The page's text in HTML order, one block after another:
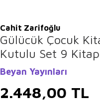
Cahit Zarifoğlu
Gülücük Çocuk
Kutulu Set 9 Kitap
Beyan Yayınları
2.448,00 TL